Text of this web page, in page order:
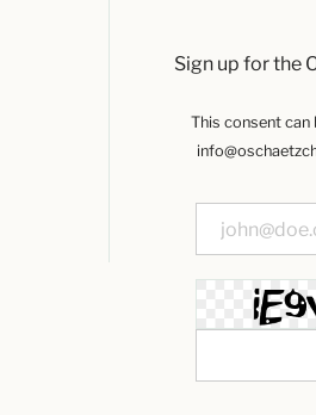
Sign up for the
This consent